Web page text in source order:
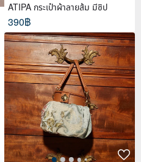
ATIPA กระเป๋าผ้าลายส้ม มีซิป
390฿